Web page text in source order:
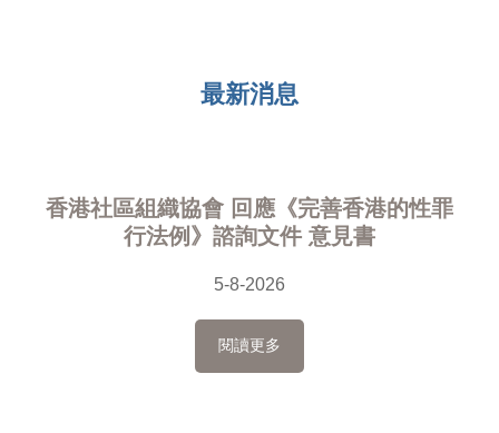
最新消息
香港社區組織協會 回應《完善香港的性罪
行法例》諮詢文件 意見書
5-8-2026
閱讀更多